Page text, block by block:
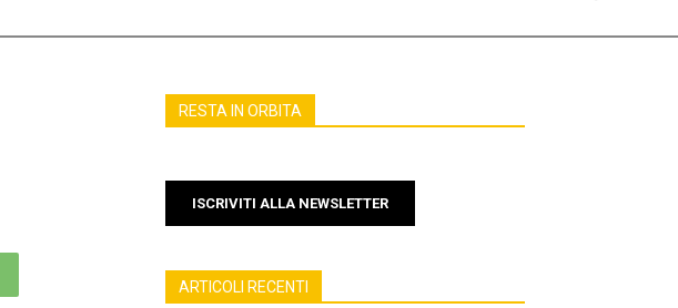
RESTA IN ORBITA
ISCRIVITI ALLA NEWSLETTER
ARTICOLI RECENTI